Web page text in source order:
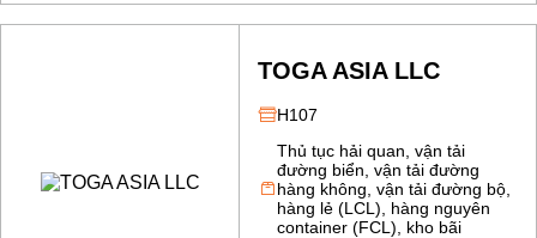
TOGA ASIA LLC
H107
Thủ tục hải quan, vận tải
đường biển, vận tải đường
hàng không, vận tải đường bộ,
hàng lẻ (LCL), hàng nguyên
container (FCL), kho bãi